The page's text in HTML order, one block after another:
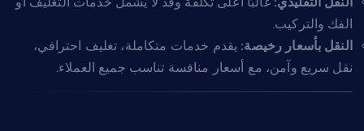
الفك والتركيب.
النقل بأسعار رخيصة: يقدم خدمات متكاملة، تغليف احترافي،
نقل سريع وآمن، مع أسعار منافسة تناسب جميع العملاء.